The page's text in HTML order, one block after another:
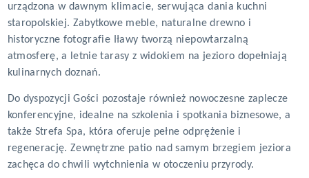
urządzona w dawnym klimacie, serwująca dania kuchni
staropolskiej. Zabytkowe meble, naturalne drewno i
historyczne fotografie Iławy tworzą niepowtarzalną
atmosferę, a letnie tarasy z widokiem na jezioro dopełniają
kulinarnych doznań.
Do dyspozycji Gości pozostaje również nowoczesne zaplecze
konferencyjne, idealne na szkolenia i spotkania biznesowe, a
także Strefa Spa, która oferuje pełne odprężenie i
regenerację. Zewnętrzne patio nad samym brzegiem jeziora
zachęca do chwili wytchnienia w otoczeniu przyrody.